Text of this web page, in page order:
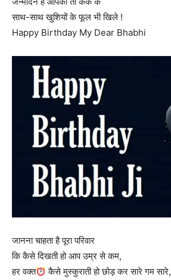
साथ-साथ खुशियों के फूल भी खिले !
Happy Birthday My Dear Bhabhi
जानना चाहता है पूरा परिवार
कि कैसे दिखती हो आप उम्र से कम,
हर वक्त
कैसे मुस्कुराती हो छोड़ कर सारे गम सारे,